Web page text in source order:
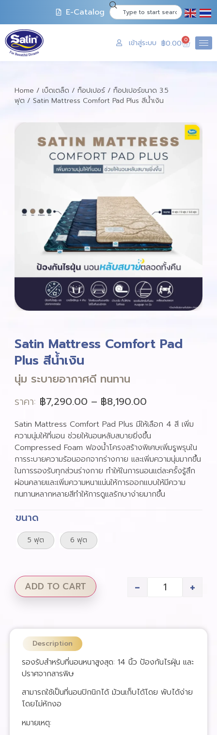
E-Catalog
เข้าสู่ระบบ ฿0.00 0
Home / เบ็ดเตล็ด / ท็อปเปอร์/ ท็อปเปอร์ขนาด 3.5
ฟุต / Satin Mattress Comfort Pad Plus สีน้ำเงิน
Satin Mattress Comfort Pad
Plus สีน้ำเงิน
นุ่ม ระบายอากาศดี ทนทาน
ราคา: ฿7,290.00 – ฿8,190.00
Satin Mattress Comfort Pad Plus มีให้เลือก 4 สี เพิ่ม
ความนุ่มให้ที่นอน ช่วยให้นอนหลับสบายยิ่งขึ้น
Compressed Foam ฟองน้ำโครงสร้างพิเศษเพิ่มรูพรุนใน
การระบายความร้อนออกจากร่างกาย และเพิ่มความนุ่มมากขึ้น
ในการรองรับทุกส่วนร่างกาย ทำให้ในการนอนแต่ละครั้งรู้สึก
ผ่อนคลายและเพิ่มความหนาแน่นให้การออกแบบให้มีความ
ทนทานหลากหลายสีทำให้การดูแลรักษาง่ายมากขึ้น
ขนาด
5 ฟุต 6 ฟุต
- +
ADD TO CART
Description
รองรับสำหรับที่นอนหนาสูงสุด: 14 นิ้ว ป้องกันไรฝุ่น และ
ปราศจากสารพิษ
สามารถใช้เป็นที่นอนปิกนิกได้ ม้วนเก็บได้โดย พับได้ง่าย
โดยไม่หักงอ
หมายเหตุ: